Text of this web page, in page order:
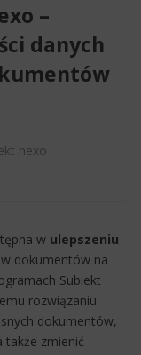
–
danych
nexo
w ulepszeniu
dokumentów na
Subiekt
rozwiązaniu
dokumentów,
także zmienić